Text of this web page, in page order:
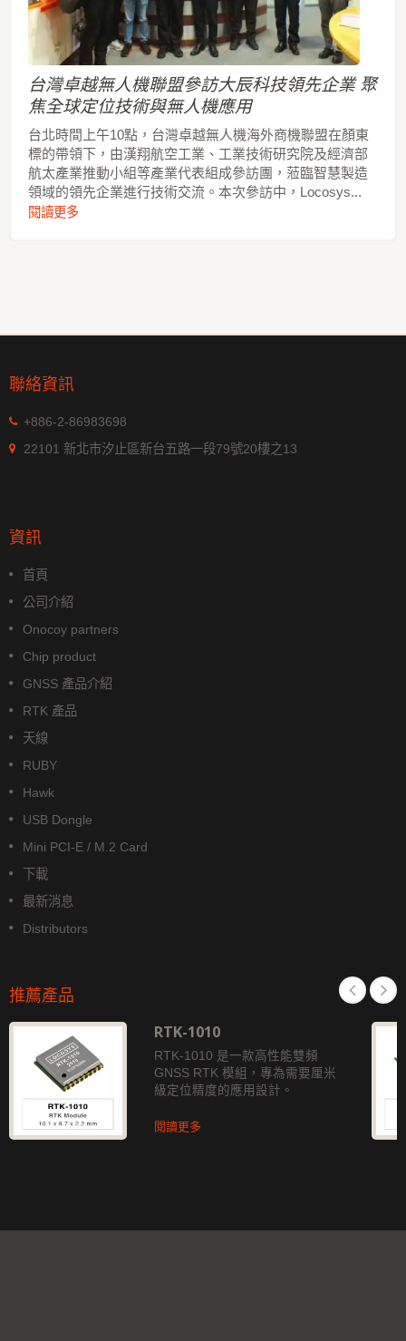
台灣卓越無人機聯盟參訪大辰科技領先企業 聚
焦全球定位技術與無人機應用
台北時間上午10點，台灣卓越無人機海外商機聯盟在顏東
標的帶領下，由漢翔航空工業、工業技術研究院及經濟部
航太產業推動小組等產業代表組成參訪團，蒞臨智慧製造
領域的領先企業進行技術交流。本次參訪中，Locosys...
閱讀更多
聯絡資訊
+886-2-86983698
22101 新北市汐止區新台五路一段79號20樓之13
資訊
首頁
公司介紹
Onocoy partners
Chip product
GNSS 產品介紹
RTK 產品
天線
RUBY
Hawk
USB Dongle
Mini PCI-E / M.2 Card
下載
最新消息
Distributors
推薦產品
RTK-1010
RTK-1010 是一款高性能雙頻
GNSS RTK 模組，專為需要厘米
級定位精度的應用設計。
閱讀更多